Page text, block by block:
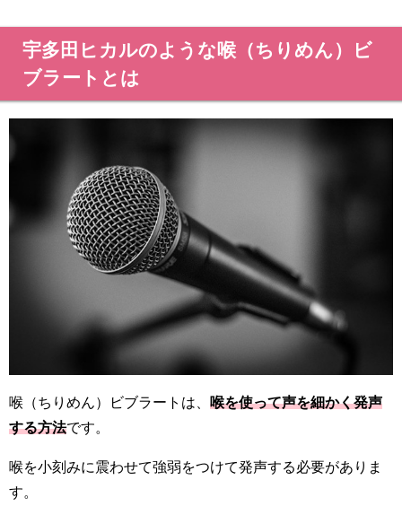
宇多田ヒカルのような喉（ちりめん）ビ
ブラートとは
喉（ちりめん）ビブラートは、 喉を使って声を細かく発声
する方法です。
喉を小刻みに震わせて強弱をつけて発声する必要がありま
す。